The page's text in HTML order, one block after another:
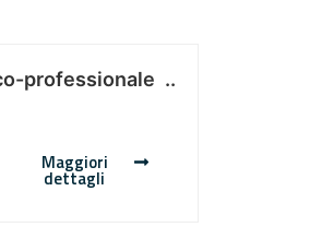
professionale ..
Maggiori
dettagli